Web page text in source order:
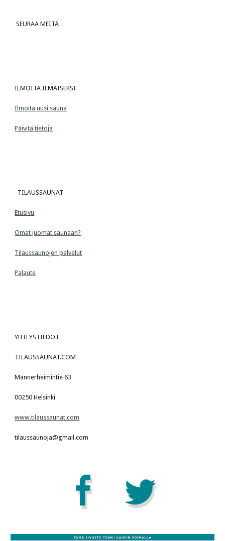
SEURAA MEITÄ
ILMOITA ILMAISEKSI
Ilmoita uusi sauna
Päivitä tietoja
  TILAUSSAUNAT
Etusivu
Omat juomat saunaan?
Tilaussaunojen palvelut
Palaute
YHTEYSTIEDOT
TILAUSSAUNAT.COM
Mannerheimintie 63
00250 Helsinki
www.tilaussaunat.com
tilaussaunoja@gmail.com